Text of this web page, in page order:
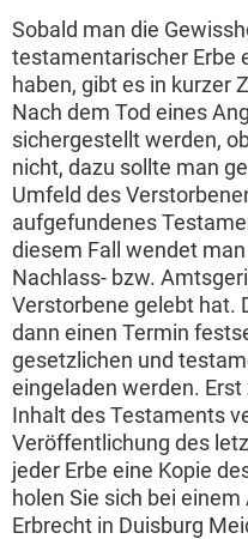
Sobald man die
testamentarischer Erbe
haben, gibt es in kurzer
Nach dem Tod eines
sichergestellt werden,
nicht, dazu sollte man
Umfeld des
aufgefundenes
diesem Fall wendet
Nachlass- bzw.
Verstorbene gelebt hat.
dann einen Termin
gesetzlichen und
eingeladen werden.
Inhalt des Testaments
Veröffentlichung des
jeder Erbe eine Kopie
holen Sie sich bei
Erbrecht in Duisburg